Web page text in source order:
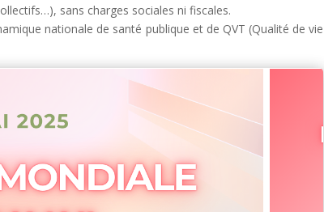
sans charges sociales ni fiscales.
nationale de santé publique et de QVT (Qualité de vie